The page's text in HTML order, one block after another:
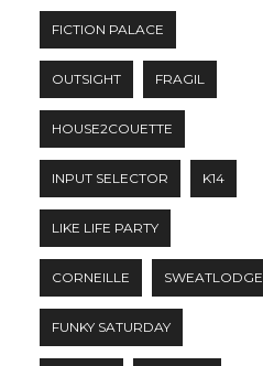
FICTION PALACE
OUTSIGHT FRAGIL
HOUSE2COUETTE
INPUT SELECTOR K14
LIKE LIFE PARTY
CORNEILLE SWEATLODGE
FUNKY SATURDAY